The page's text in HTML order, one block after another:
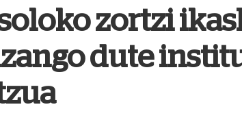
zortzi
dute